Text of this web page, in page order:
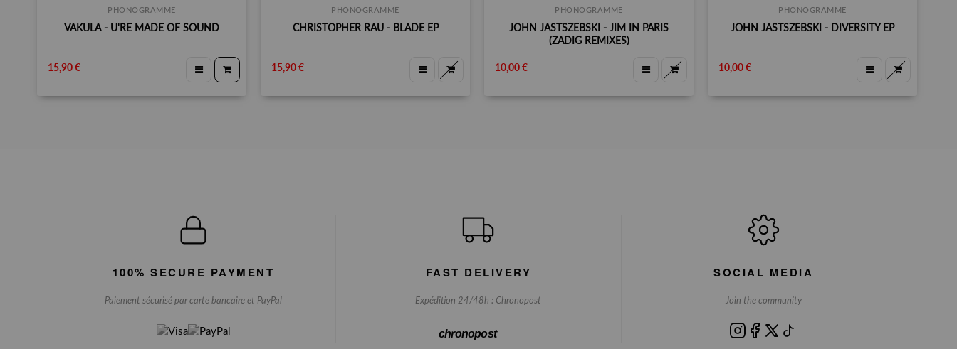
PHONOGRAMME
VAKULA - U'RE MADE OF SOUND
15,90 €
PHONOGRAMME
CHRISTOPHER RAU - BLADE EP
15,90 €
PHONOGRAMME
JOHN JASTSZEBSKI - JIM IN PARIS
(ZADIG REMIXES)
10,00 €
PHONOGRAMME
JOHN JASTSZEBSKI - DIVERSITY EP
10,00 €
100% SECURE PAYMENT
Paiement sécurisé par carte bancaire et PayPal
FAST DELIVERY
Expédition 24/48h : Chronopost
chronopost
SOCIAL MEDIA
Join the community